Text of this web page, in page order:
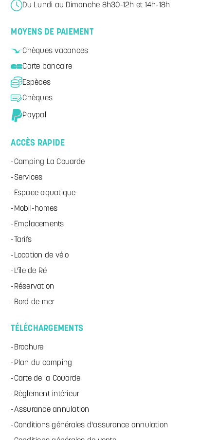
Du Lundi au Dimanche 8h30-12h et 14h-18h
MOYENS DE PAIEMENT
Chèques vacances
Carte bancaire
Espèces
Chèques
Paypal
ACCÈS RAPIDE
Camping La Couarde
Services
Espace aquatique
Mobil-homes
Emplacements
Tarifs
Location de vélo
L'île de Ré
Réservation
Bord de mer
TÉLÉCHARGEMENTS
Brochure
Plan du camping
Carte de la Couarde
Règlement intérieur
Assurance annulation
Conditions générales d'assurance annulation